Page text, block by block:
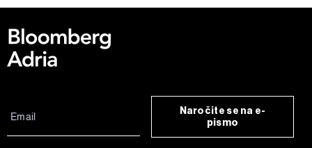
Naročite se na e-
pismo